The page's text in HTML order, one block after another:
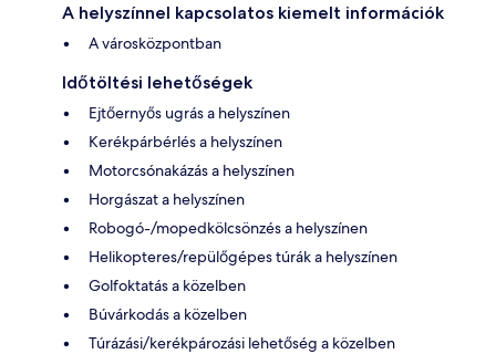
A helyszínnel kapcsolatos kiemelt információk
A városközpontban
Időtöltési lehetőségek
Ejtőernyős ugrás a helyszínen
Kerékpárbérlés a helyszínen
Motorcsónakázás a helyszínen
Horgászat a helyszínen
Robogó-/mopedkölcsönzés a helyszínen
Helikopteres/repülőgépes túrák a helyszínen
Golfoktatás a közelben
Búvárkodás a közelben
Túrázási/kerékpározási lehetőség a közelben